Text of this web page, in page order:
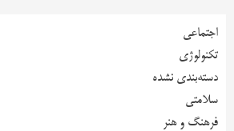
اجتماعی
تکنولوژی
دسته‌بندی نشده
سلامتی
فرهنگ و هنر